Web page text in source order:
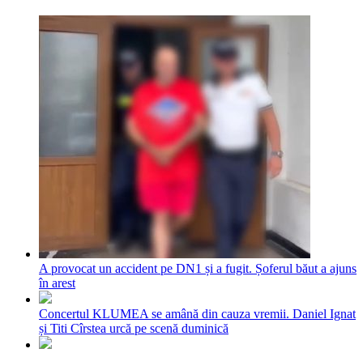
A provocat un accident pe DN1 și a fugit. Șoferul băut a ajuns
în arest
Concertul KLUMEA se amână din cauza vremii. Daniel Ignat
și Titi Cîrstea urcă pe scenă duminică